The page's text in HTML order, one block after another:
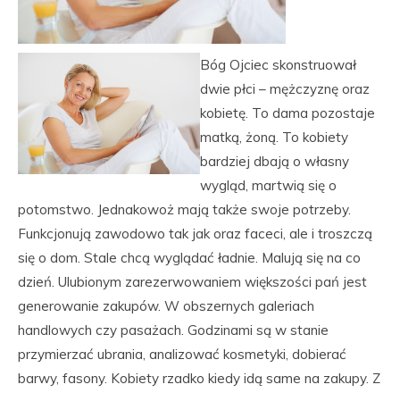
Bóg Ojciec skonstruował
dwie płci – mężczyznę oraz
kobietę. To dama pozostaje
matką, żoną. To kobiety
bardziej dbają o własny
wygląd, martwią się o
potomstwo. Jednakowoż mają także swoje potrzeby.
Funkcjonują zawodowo tak jak oraz faceci, ale i troszczą
się o dom. Stale chcą wyglądać ładnie. Malują się na co
dzień. Ulubionym zarezerwowaniem większości pań jest
generowanie zakupów. W obszernych galeriach
handlowych czy pasażach. Godzinami są w stanie
przymierzać ubrania, analizować kosmetyki, dobierać
barwy, fasony. Kobiety rzadko kiedy idą same na zakupy. Z